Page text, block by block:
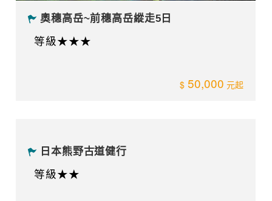
日本白馬三山縱走
等級★★★